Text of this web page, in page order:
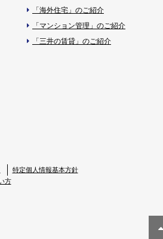
「海外住宅」のご紹介
「マンション管理」のご紹介
「三井の賃貸」のご紹介
特定個人情報基本方針
方